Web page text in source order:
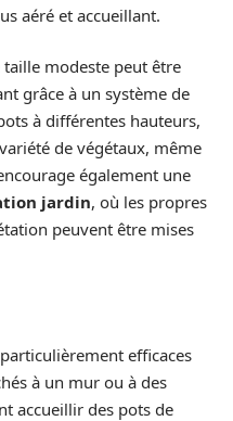
aéré et accueillant.
taille modeste peut être
grâce à un système de
à différentes hauteurs,
de végétaux, même
également une
jardin, où les propres
peuvent être mises
efficaces
à un mur ou à des
accueillir des pots de